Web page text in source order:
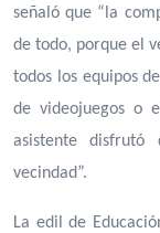
señaló que “la
de todo, porque el
todos los equipos
de videojuegos o
asistente
vecindad”.
La edil de